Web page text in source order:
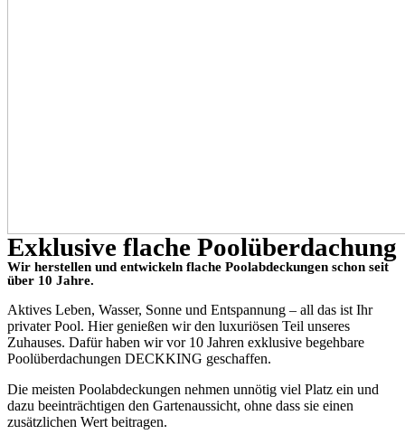
Exklusive flache Poolüberdachung
Wir herstellen und entwickeln flache Poolabdeckungen schon seit
über 10 Jahre.
Aktives Leben, Wasser, Sonne und Entspannung – all das ist Ihr
privater Pool. Hier genießen wir den luxuriösen Teil unseres
Zuhauses. Dafür haben wir vor 10 Jahren exklusive begehbare
Poolüberdachungen DECKKING geschaffen.
Die meisten Poolabdeckungen nehmen unnötig viel Platz ein und
dazu beeinträchtigen den Gartenaussicht, ohne dass sie einen
zusätzlichen Wert beitragen.